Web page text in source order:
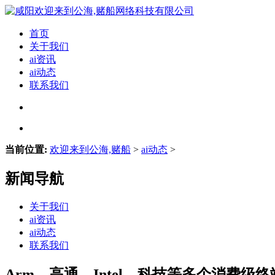
首页
关于我们
ai资讯
ai动态
联系我们
当前位置: 欢迎来到公海,赌船 > ai动态 >
新闻导航
关于我们
ai资讯
ai动态
联系我们